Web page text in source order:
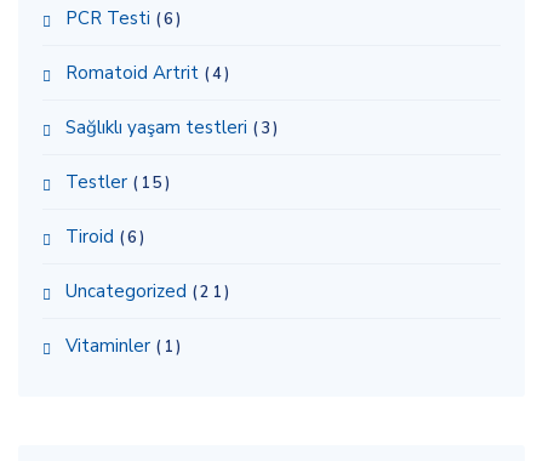
PCR Testi (6)
Romatoid Artrit (4)
Sağlıklı yaşam testleri (3)
Testler (15)
Tiroid (6)
Uncategorized (21)
Vitaminler (1)